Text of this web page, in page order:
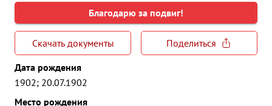
Благодарю за подвиг!
Скачать документы
Поделиться
Дата рождения
1902; 20.07.1902
Место рождения